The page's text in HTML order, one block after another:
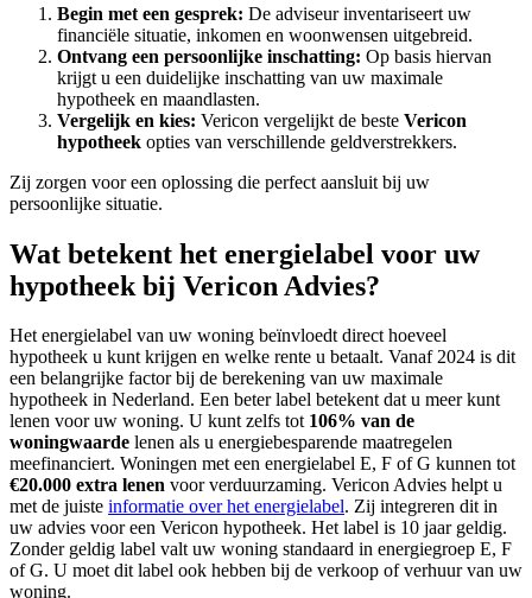
Begin met een gesprek: De adviseur inventariseert uw
financiële situatie, inkomen en woonwensen uitgebreid.
Ontvang een persoonlijke inschatting: Op basis hiervan
krijgt u een duidelijke inschatting van uw maximale
hypotheek en maandlasten.
Vergelijk en kies: Vericon vergelijkt de beste Vericon
hypotheek opties van verschillende geldverstrekkers.
Zij zorgen voor een oplossing die perfect aansluit bij uw
persoonlijke situatie.
Wat betekent het energielabel voor uw
hypotheek bij Vericon Advies?
Het energielabel van uw woning beïnvloedt direct hoeveel
hypotheek u kunt krijgen en welke rente u betaalt. Vanaf 2024 is dit
een belangrijke factor bij de berekening van uw maximale
hypotheek in Nederland. Een beter label betekent dat u meer kunt
lenen voor uw woning. U kunt zelfs tot 106% van de
woningwaarde lenen als u energiebesparende maatregelen
meefinanciert. Woningen met een energielabel E, F of G kunnen tot
€20.000 extra lenen voor verduurzaming. Vericon Advies helpt u
met de juiste informatie over het energielabel. Zij integreren dit in
uw advies voor een Vericon hypotheek. Het label is 10 jaar geldig.
Zonder geldig label valt uw woning standaard in energiegroep E, F
of G. U moet dit label ook hebben bij de verkoop of verhuur van uw
woning.